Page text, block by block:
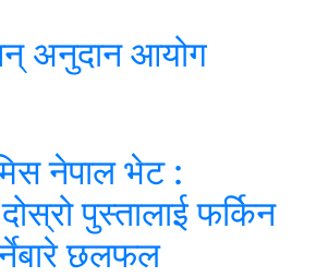
अनुदान आयोग
नेपाल भेट :
पुस्तालाई फर्किन
छलफल